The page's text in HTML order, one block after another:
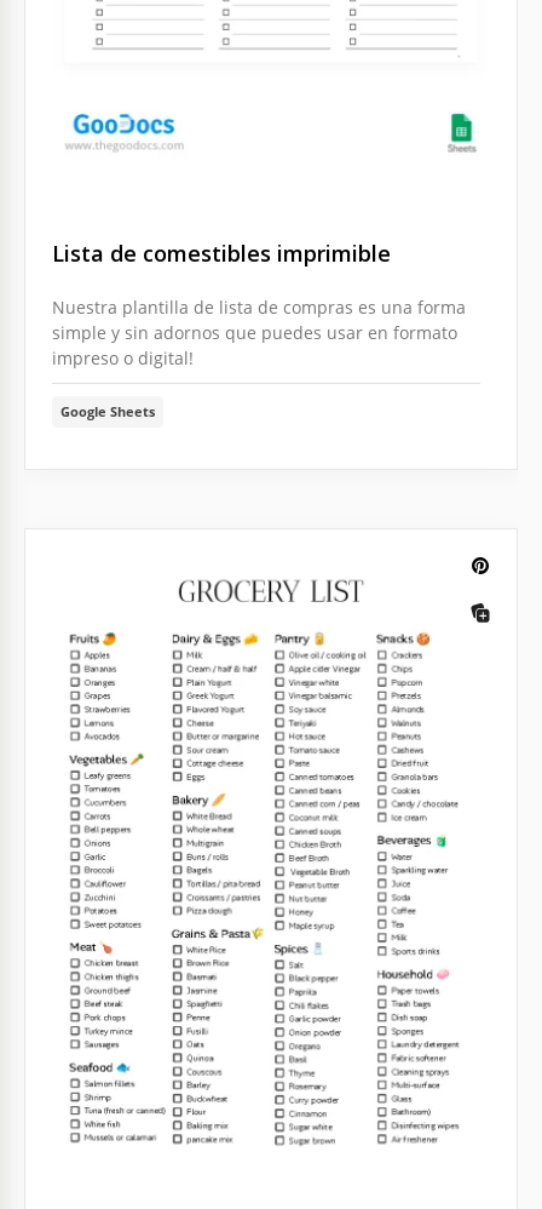
Lista de comestibles imprimible
Nuestra plantilla de lista de compras es una forma
simple y sin adornos que puedes usar en formato
impreso o digital!
Google Sheets